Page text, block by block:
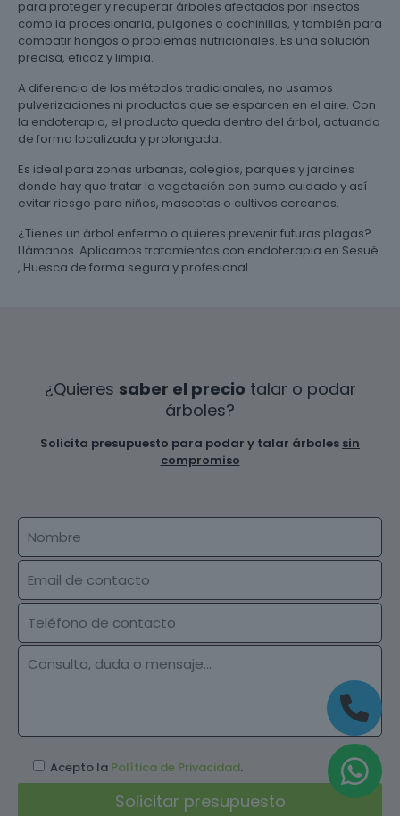
para proteger y recuperar árboles afectados por insectos
como la procesionaria, pulgones o cochinillas, y también para
combatir hongos o problemas nutricionales. Es una solución
precisa, eficaz y limpia.
A diferencia de los métodos tradicionales, no usamos
pulverizaciones ni productos que se esparcen en el aire. Con
la endoterapia, el producto queda dentro del árbol, actuando
de forma localizada y prolongada.
Es ideal para zonas urbanas, colegios, parques y jardines
donde hay que tratar la vegetación con sumo cuidado y así
evitar riesgo para niños, mascotas o cultivos cercanos.
¿Tienes un árbol enfermo o quieres prevenir futuras plagas?
Llámanos. Aplicamos tratamientos con endoterapia en Sesué
, Huesca de forma segura y profesional.
¿Quieres saber el precio talar o podar
árboles?
Solicita presupuesto para podar y talar árboles sin
compromiso
Acepto la Política de Privacidad.